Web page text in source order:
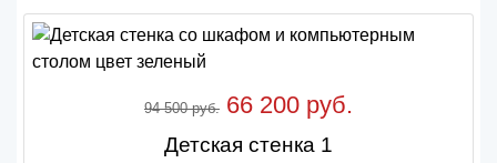
94 500 руб. 66 200 руб.
Детская стенка 1